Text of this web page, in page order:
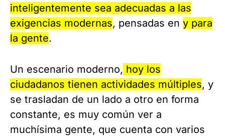
inteligentemente sea adecuadas a las
exigencias modernas, pensadas en y para
la gente.
Un escenario moderno, hoy los
ciudadanos tienen actividades múltiples, y
se trasladan de un lado a otro en forma
constante, es muy común ver a
muchísima gente, que cuenta con varios